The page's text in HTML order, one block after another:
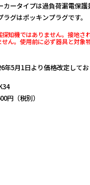
カータイプは過負荷漏電保護
ラグはポッキンプラグです。
知機ではありません。接地さ
せん。使用前に必ず器具と対象
年5月1日より価格改定してお
円（税別）